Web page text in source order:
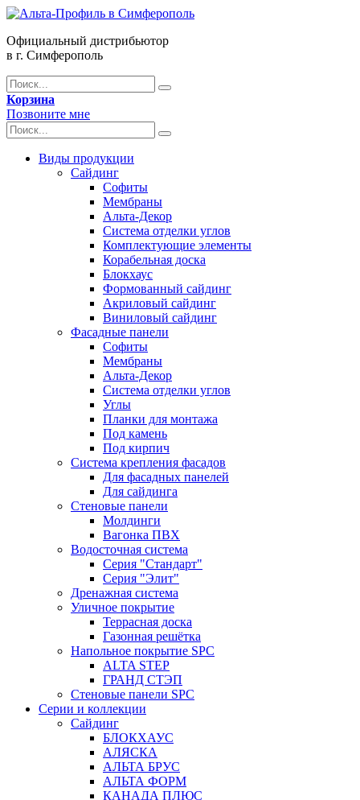
Официальный дистрибьютор
в г. Симферополь
Корзина
Позвоните мне
Виды продукции
Сайдинг
Софиты
Мембраны
Альта-Декор
Система отделки углов
Комплектующие элементы
Корабельная доска
Блокхаус
Формованный сайдинг
Акриловый сайдинг
Виниловый сайдинг
Фасадные панели
Софиты
Мембраны
Альта-Декор
Система отделки углов
Углы
Планки для монтажа
Под камень
Под кирпич
Система крепления фасадов
Для фасадных панелей
Для сайдинга
Стеновые панели
Молдинги
Вагонка ПВХ
Водосточная система
Серия "Стандарт"
Серия "Элит"
Дренажная система
Уличное покрытие
Террасная доска
Газонная решётка
Напольное покрытие SPC
ALTA STEP
ГРАНД СТЭП
Стеновые панели SPC
Серии и коллекции
Сайдинг
БЛОКХАУС
АЛЯСКА
АЛЬТА БРУС
АЛЬТА ФОРМ
КАНАДА ПЛЮС